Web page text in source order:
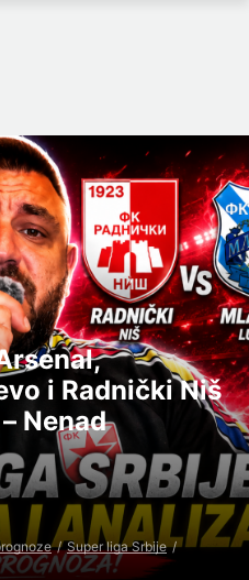
i Radnički Niš
Nenad
Super liga Srbije